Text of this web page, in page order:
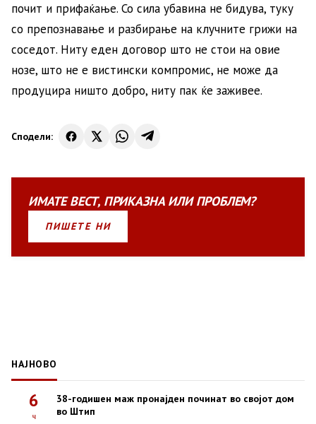
почит и прифаќање. Со сила убавина не бидува, туку
со препознавање и разбирање на клучните грижи на
соседот. Ниту еден договор што не стои на овие
нозе, што не е вистински компромис, не може да
продуцира ништо добро, ниту пак ќе заживее.
Сподели:
ИМАТЕВЕСТ, ПРИКАЗНАИЛИПРОБЛЕМ?
ПИШЕТЕ НИ
НАЈНОВО
6
ч
38-годишен маж пронајден починат во својот дом
во Штип